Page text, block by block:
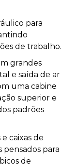
para
de trabalho.
grandes
e saída de ar
uma cabine
superior e
padrões
caixas de
​​para
de